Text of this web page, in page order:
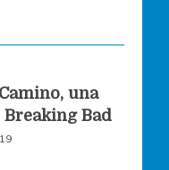
una
Bad